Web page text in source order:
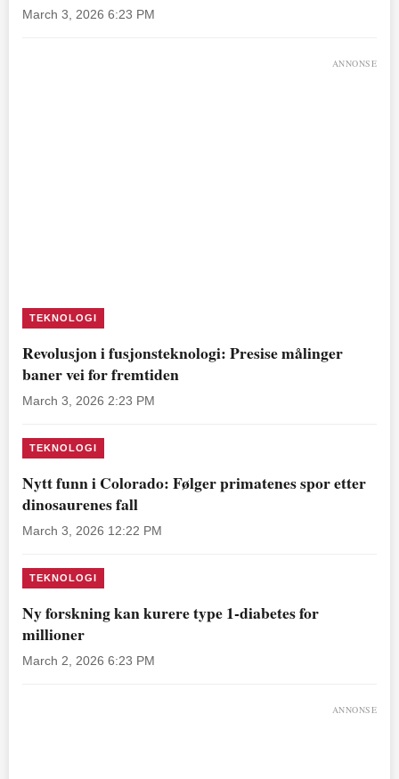
March 3, 2026 6:23 PM
ANNONSE
TEKNOLOGI
Revolusjon i fusjonsteknologi: Presise målinger
baner vei for fremtiden
March 3, 2026 2:23 PM
TEKNOLOGI
Nytt funn i Colorado: Følger primatenes spor etter
dinosaurenes fall
March 3, 2026 12:22 PM
TEKNOLOGI
Ny forskning kan kurere type 1-diabetes for
millioner
March 2, 2026 6:23 PM
ANNONSE